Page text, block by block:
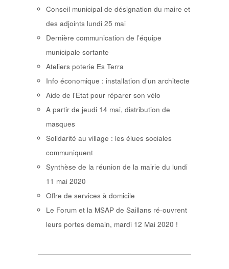
Conseil municipal de désignation du maire et
des adjoints lundi 25 mai
Dernière communication de l’équipe
municipale sortante
Ateliers poterie Es Terra
Info économique : installation d’un architecte
Aide de l’Etat pour réparer son vélo
A partir de jeudi 14 mai, distribution de
masques
Solidarité au village : les élues sociales
communiquent
Synthèse de la réunion de la mairie du lundi
11 mai 2020
Offre de services à domicile
Le Forum et la MSAP de Saillans ré-ouvrent
leurs portes demain, mardi 12 Mai 2020 !